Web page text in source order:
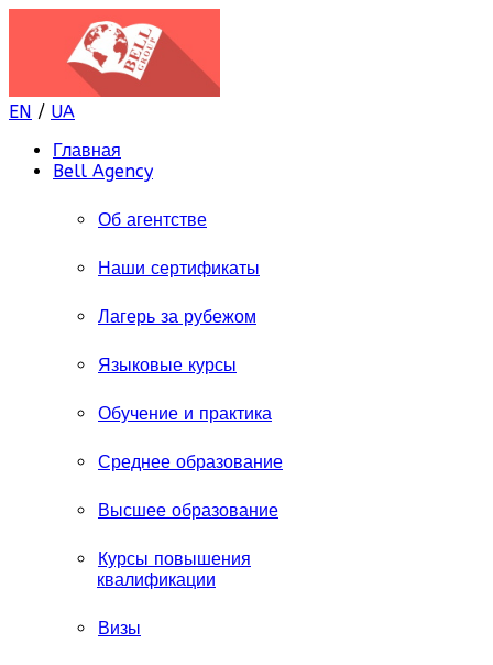
EN / UA
Главная
Bell Agency
Об агентстве
Наши сертификаты
Лагерь за рубежом
Языковые курсы
Обучение и практика
Среднее образование
Высшее образование
Курсы повышения
квалификации
Визы